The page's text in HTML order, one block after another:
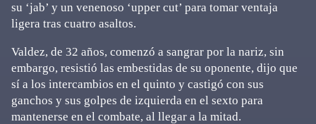
su ‘jab’ y un venenoso ‘upper cut’ para tomar ventaja
ligera tras cuatro asaltos.
Valdez, de 32 años, comenzó a sangrar por la nariz, sin
embargo, resistió las embestidas de su oponente, dijo que
sí a los intercambios en el quinto y castigó con sus
ganchos y sus golpes de izquierda en el sexto para
mantenerse en el combate, al llegar a la mitad.